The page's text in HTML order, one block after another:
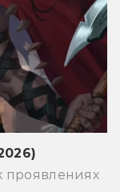
проявлениях